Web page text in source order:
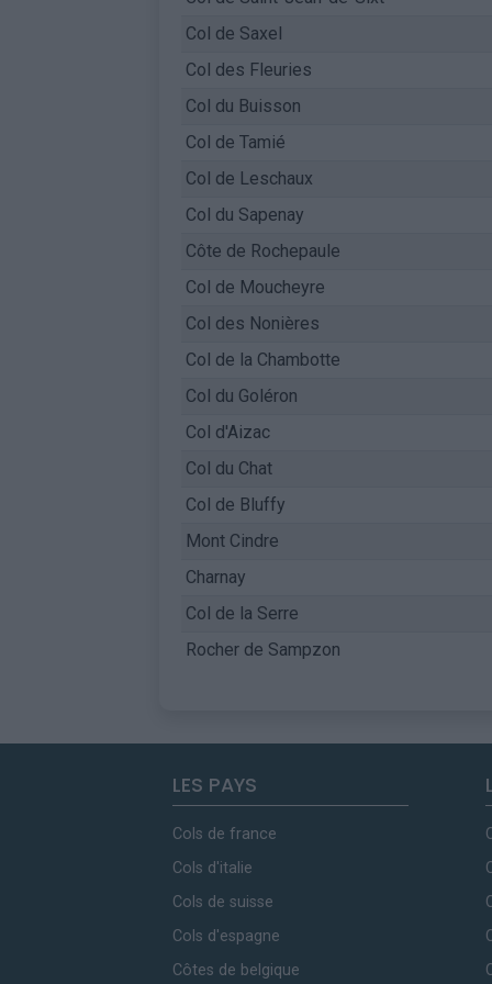
Col de Saxel
Col des Fleuries
Col du Buisson
Col de Tamié
Col de Leschaux
Col du Sapenay
Côte de Rochepaule
Col de Moucheyre
Col des Nonières
Col de la Chambotte
Col du Goléron
Col d'Aizac
Col du Chat
Col de Bluffy
Mont Cindre
Charnay
Col de la Serre
Rocher de Sampzon
LES PAYS
Cols de france
Cols d'italie
Cols de suisse
Cols d'espagne
Côtes de belgique